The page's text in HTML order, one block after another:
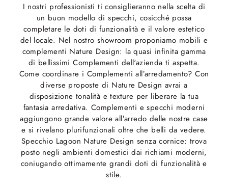
I nostri professionisti ti consiglieranno nella scelta di
un buon modello di specchi, cosicché possa
completare le doti di funzionalità e il valore estetico
del locale. Nel nostro showroom proponiamo mobili e
complementi Nature Design: la quasi infinita gamma
di bellissimi Complementi dell'azienda ti aspetta.
Come coordinare i Complementi all’arredamento? Con
diverse proposte di Nature Design avrai a
disposizione tonalità e texture per liberare la tua
fantasia arredativa. Complementi e specchi moderni
aggiungono grande valore all’arredo delle nostre case
e si rivelano plurifunzionali oltre che belli da vedere.
Specchio Lagoon Nature Design senza cornice: trova
posto negli ambienti domestici dai richiami moderni,
coniugando ottimamente grandi doti di funzionalità e
stile.